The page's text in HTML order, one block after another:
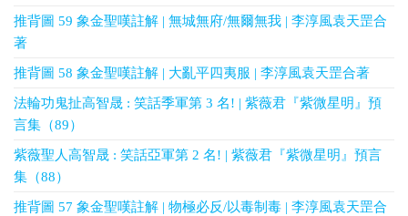
推背圖 59 象金聖嘆註解 | 無城無府/無爾無我 | 李淳風袁天罡合
著
推背圖 58 象金聖嘆註解 | 大亂平四夷服 | 李淳風袁天罡合著
法輪功鬼扯高智晟 : 笑話季軍第 3 名! | 紫薇君『紫微星明』預
言集（89）
紫薇聖人高智晟 : 笑話亞軍第 2 名! | 紫薇君『紫微星明』預言
集（88）
推背圖 57 象金聖嘆註解 | 物極必反/以毒制毒 | 李淳風袁天罡合